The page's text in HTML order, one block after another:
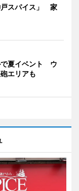
戸スパイス」 家
で夏イベント ウ
エリアも